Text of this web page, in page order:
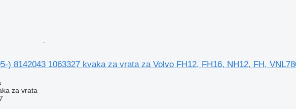
) 8142043 1063327 kvaka za vrata za Volvo FH12, FH16, NH12, FH,
za vrata